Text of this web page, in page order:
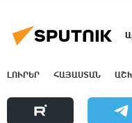
ԼՈՒՐԵՐ ՀԱՅԱՍՏԱՆ